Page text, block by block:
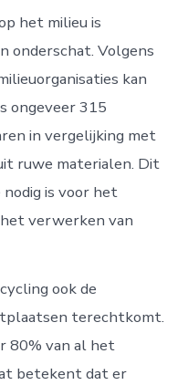
het milieu is
onderschat. Volgens
kan
ongeveer 315
in vergelijking met
ruwe materialen. Dit
is voor het
verwerken van
ook de
terechtkomt.
80% van al het
betekent dat er